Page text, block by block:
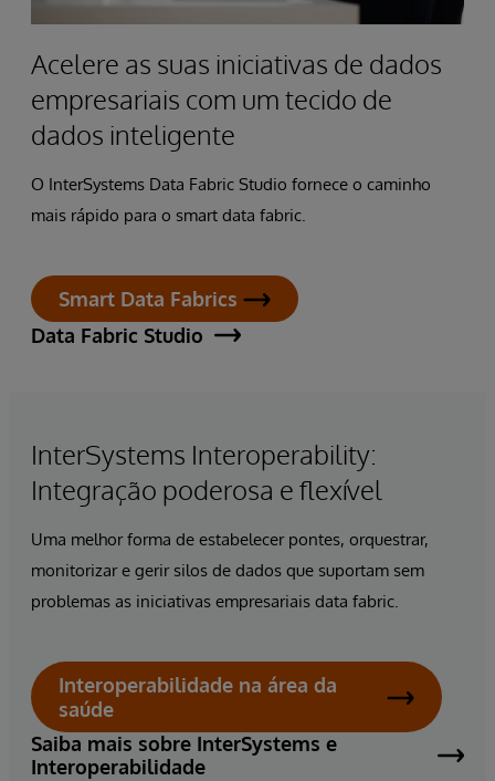
Acelere as suas iniciativas de dados
empresariais com um tecido de
dados inteligente
O InterSystems Data Fabric Studio fornece o caminho
mais rápido para o smart data fabric.
Smart Data Fabrics
Data Fabric Studio
InterSystems Interoperability:
Integração poderosa e flexível
Uma melhor forma de estabelecer pontes, orquestrar,
monitorizar e gerir silos de dados que suportam sem
problemas as iniciativas empresariais data fabric.
Interoperabilidade na área da
saúde
Saiba mais sobre InterSystems e
Interoperabilidade